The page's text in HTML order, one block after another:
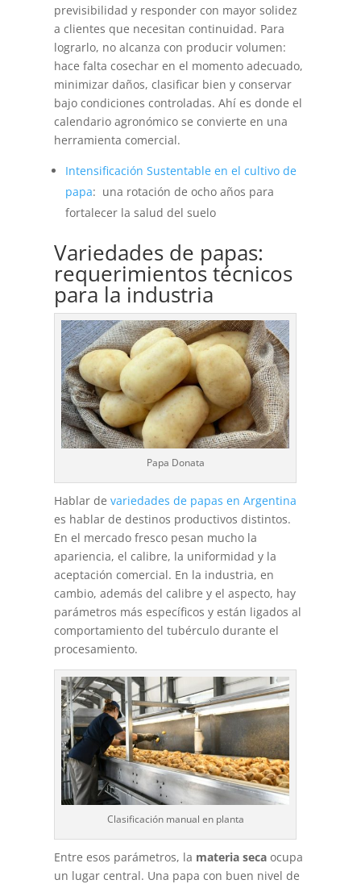
previsibilidad y responder con mayor solidez
a clientes que necesitan continuidad. Para
lograrlo, no alcanza con producir volumen:
hace falta cosechar en el momento adecuado,
minimizar daños, clasificar bien y conservar
bajo condiciones controladas. Ahí es donde el
calendario agronómico se convierte en una
herramienta comercial.
Intensificación Sustentable en el cultivo de
papa: una rotación de ocho años para
fortalecer la salud del suelo
Variedades de papas:
requerimientos técnicos
para la industria
Papa Donata
Hablar devariedades de papas en Argentina
es hablar de destinos productivos distintos.
En el mercado fresco pesan mucho la
apariencia, el calibre, la uniformidad y la
aceptación comercial. En la industria, en
cambio, además del calibre y el aspecto, hay
parámetros más específicos y están ligados al
comportamiento del tubérculo durante el
procesamiento.
Clasificación manual en planta
Entre esos parámetros, la materia seca ocupa
un lugar central. Una papa con buen nivel de